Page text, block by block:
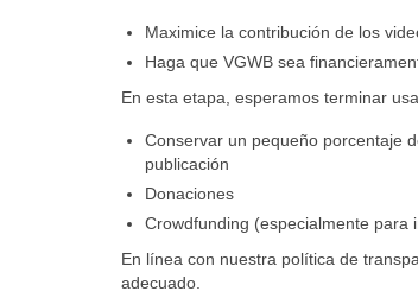
Maximice la contribución de los
Haga que VGWB sea
En esta etapa, esperamos terminar
Conservar un pequeño porcentaje
publicación
Donaciones
Crowdfunding (especialmente para
En línea con nuestra política de
adecuado.